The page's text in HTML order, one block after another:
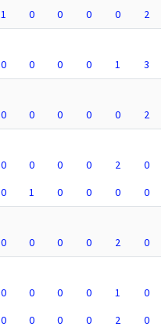
1 0 0 0 0
2
0 0 0 0 1
3
0 0 0 0 0
2
0 0 0 0 2
0
0 1 0 0 0
0
0 0 0 0 2
0
0 0 0 0 1
0
0 0 0 0 2
0